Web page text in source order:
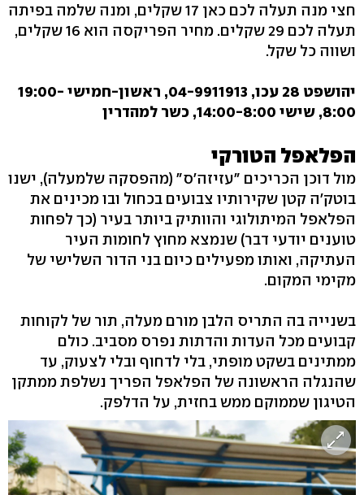
חצי מנה תעלה לכם כאן 17 שקלים, ומנה שלמה בפיתה
תעלה לכם 29 שקלים. מחיר הפריקסה הוא 16 שקלים,
ושווה כל שקל.
יהושפט 28 עכו, 04-9911913, ראשון-חמישי 19:00-
8:00, שישי 14:00-8:00, כשר למהדרין
הפלאפל הטורקי
מול דוכן הכריכים "עזיזה'ס" (מהפסקה שלמעלה), ישנו
בוטק'ה קטן שקירותיו צבועים בכחול ובו מכינים את
הפלאפל המיתולוגי והוותיק ביותר בעיר (כך לפחות
טוענים יודעי דבר) שנמצא מחוץ לחומות העיר
העתיקה, ואותו מפעילים כיום בני הדור השלישי של
מקימי המקום.
בשנייה בה התריס הלבן מורם מעלה, תור של לקוחות
קבועים מכל העדות והדתות נפרס מסביב. כולם
ממתינים בשקט מופתי, בלי לדחוף ובלי לצעוק, עד
שהנגלה הראשונה של הפלאפל הפריך נשלפת ממתקן
הטיגון שממוקם ממש בחזית, על הדלפק.